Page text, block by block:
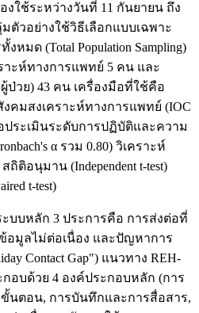
งใช้ระหว่างวันที่ 11 กันยายน ถึง
ตัวอย่างใช้วิธีเลือกแบบเฉพาะ
หมด (Total Population Sampling)
ะห์ทางการแพทย์ 5 คน และ
วย) 43 คน เครื่องมือที่ใช้คือ
คมสงเคราะห์ทางการแพทย์ (IOC
ประเมินระดับการปฏิบัติและความ
α รวม 0.80) วิเคราะห์
ติอนุมาน (Independent t-test)
t-test)
ะบบหลัก 3 ประการคือ การส่งต่อที่
อมูลไม่ต่อเนื่อง และปัญหาการ
Contact Gap") แนวทาง REH-
อบด้วย 4 องค์ประกอบหลัก (การ
ขั้นตอน, การบันทึกและการสื่อสาร,